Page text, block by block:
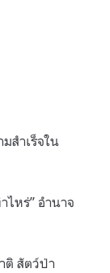
สำเร็จใน
หร่” อำนาจ
ติ สัตว์ป่า